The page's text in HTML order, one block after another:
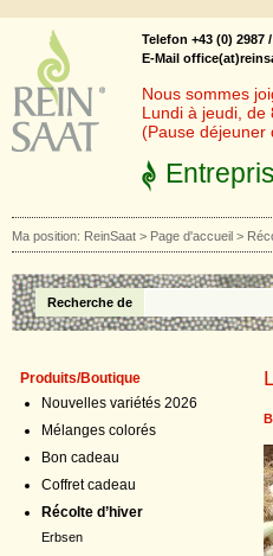
Telefon +43 (0) 2987
E-Mail
Nous sommes
Lundi à jeudi, de
(Pause déjeuner
Ma position: ReinSaat > Page d'accueil >
Recherche de
Produits/Boutique
Nouvelles variétés 2026
Mélanges colorés
Bon cadeau
Coffret cadeau
Récolte d’hiver
Erbsen